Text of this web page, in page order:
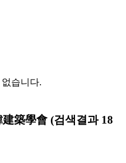
습니다.
建築學會 (검색결과 18